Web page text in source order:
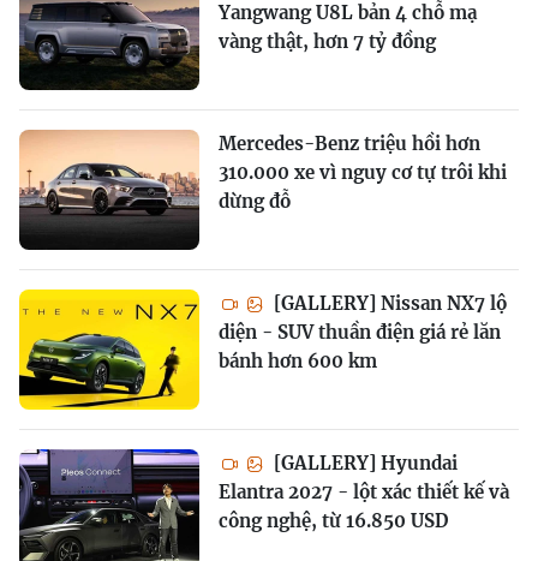
Yangwang U8L bản 4 chỗ mạ
vàng thật, hơn 7 tỷ đồng
Mercedes-Benz triệu hồi hơn
310.000 xe vì nguy cơ tự trôi khi
dừng đỗ
[GALLERY] Nissan NX7 lộ
diện - SUV thuần điện giá rẻ lăn
bánh hơn 600 km
[GALLERY] Hyundai
Elantra 2027 - lột xác thiết kế và
công nghệ, từ 16.850 USD